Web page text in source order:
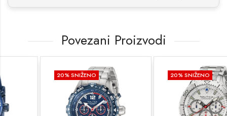
Povezani Proizvodi
% SNIŽENO % SNIŽENO